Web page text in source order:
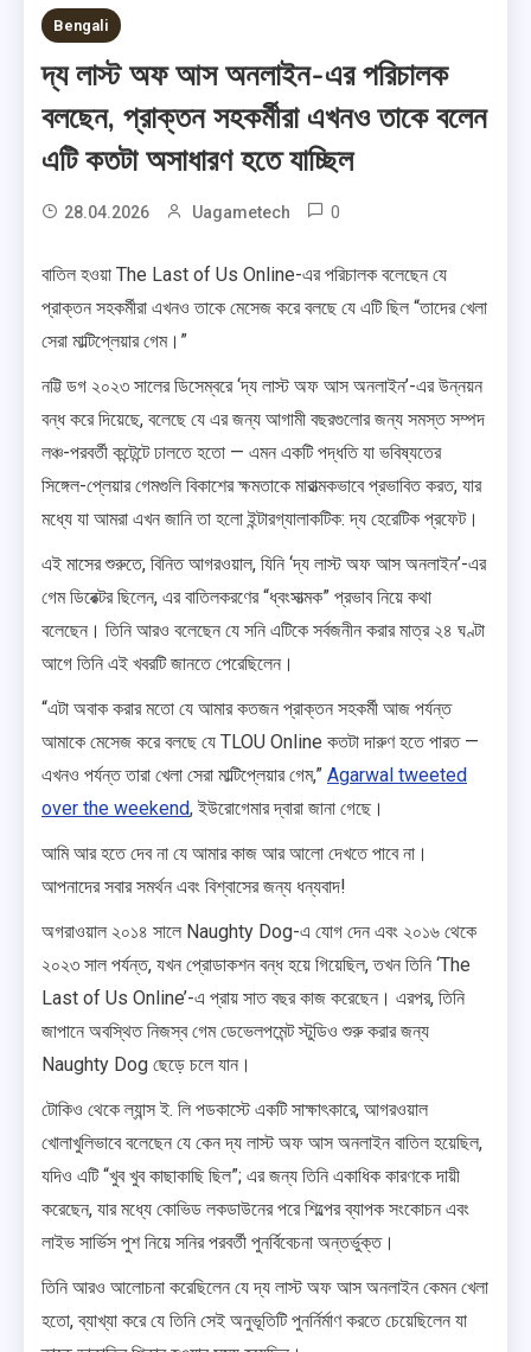
Bengali
দ্য লাস্ট অফ আস অনলাইন-এর পরিচালক
বলছেন, প্রাক্তন সহকর্মীরা এখনও তাকে বলেন
এটি কতটা অসাধারণ হতে যাচ্ছিল
28.04.2026 Uagametech 0
বাতিল হওয়া The Last of Us Online-এর পরিচালক বলেছেন যে
প্রাক্তন সহকর্মীরা এখনও তাকে মেসেজ করে বলছে যে এটি ছিল “তাদের খেলা
সেরা মাল্টিপ্লেয়ার গেম।”
নট্টি ডগ ২০২৩ সালের ডিসেম্বরে ‘দ্য লাস্ট অফ আস অনলাইন’-এর উন্নয়ন
বন্ধ করে দিয়েছে, বলেছে যে এর জন্য আগামী বছরগুলোর জন্য সমস্ত সম্পদ
লঞ্চ-পরবর্তী কন্টেন্টে ঢালতে হতো — এমন একটি পদ্ধতি যা ভবিষ্যতের
সিঙ্গেল-প্লেয়ার গেমগুলি বিকাশের ক্ষমতাকে মারাত্মকভাবে প্রভাবিত করত, যার
মধ্যে যা আমরা এখন জানি তা হলো ইন্টারগ্যালাকটিক: দ্য হেরেটিক প্রফেট।
এই মাসের শুরুতে, বিনিত আগরওয়াল, যিনি ‘দ্য লাস্ট অফ আস অনলাইন’-এর
গেম ডিরেক্টর ছিলেন, এর বাতিলকরণের “ধ্বংসাত্মক” প্রভাব নিয়ে কথা
বলেছেন। তিনি আরও বলেছেন যে সনি এটিকে সর্বজনীন করার মাত্র ২৪ ঘণ্টা
আগে তিনি এই খবরটি জানতে পেরেছিলেন।
“এটা অবাক করার মতো যে আমার কতজন প্রাক্তন সহকর্মী আজ পর্যন্ত
আমাকে মেসেজ করে বলছে যে TLOU Online কতটা দারুণ হতে পারত —
এখনও পর্যন্ত তারা খেলা সেরা মাল্টিপ্লেয়ার গেম,” Agarwal tweeted
over the weekend, ইউরোগেমার দ্বারা জানা গেছে।
আমি আর হতে দেব না যে আমার কাজ আর আলো দেখতে পাবে না।
আপনাদের সবার সমর্থন এবং বিশ্বাসের জন্য ধন্যবাদ!
অগরাওয়াল ২০১৪ সালে Naughty Dog-এ যোগ দেন এবং ২০১৬ থেকে
২০২৩ সাল পর্যন্ত, যখন প্রোডাকশন বন্ধ হয়ে গিয়েছিল, তখন তিনি ‘The
Last of Us Online’-এ প্রায় সাত বছর কাজ করেছেন। এরপর, তিনি
জাপানে অবস্থিত নিজস্ব গেম ডেভেলপমেন্ট স্টুডিও শুরু করার জন্য
Naughty Dog ছেড়ে চলে যান।
টোকিও থেকে ল্যান্স ই. লি পডকাস্টে একটি সাক্ষাৎকারে, আগরওয়াল
খোলাখুলিভাবে বলেছেন যে কেন দ্য লাস্ট অফ আস অনলাইন বাতিল হয়েছিল,
যদিও এটি “খুব খুব কাছাকাছি ছিল”; এর জন্য তিনি একাধিক কারণকে দায়ী
করেছেন, যার মধ্যে কোভিড লকডাউনের পরে শিল্পের ব্যাপক সংকোচন এবং
লাইভ সার্ভিস পুশ নিয়ে সনির পরবর্তী পুনর্বিবেচনা অন্তর্ভুক্ত।
তিনি আরও আলোচনা করেছিলেন যে দ্য লাস্ট অফ আস অনলাইন কেমন খেলা
হতো, ব্যাখ্যা করে যে তিনি সেই অনুভূতিটি পুনর্নির্মাণ করতে চেয়েছিলেন যা